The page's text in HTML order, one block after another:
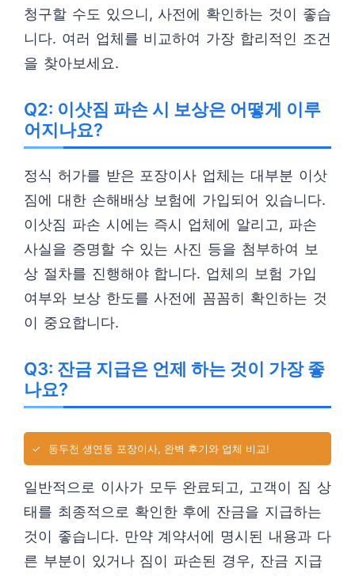
청구할 수도 있으니, 사전에 확인하는 것이 좋습
니다. 여러 업체를 비교하여 가장 합리적인 조건
을 찾아보세요.
Q2: 이삿짐 파손 시 보상은 어떻게 이루
어지나요?
정식 허가를 받은 포장이사 업체는 대부분 이삿
짐에 대한 손해배상 보험에 가입되어 있습니다.
이삿짐 파손 시에는 즉시 업체에 알리고, 파손
사실을 증명할 수 있는 사진 등을 첨부하여 보
상 절차를 진행해야 합니다. 업체의 보험 가입
여부와 보상 한도를 사전에 꼼꼼히 확인하는 것
이 중요합니다.
Q3: 잔금 지급은 언제 하는 것이 가장 좋
나요?
✓ 동두천 생연동 포장이사, 완벽 후기와 업체 비교!
일반적으로 이사가 모두 완료되고, 고객이 짐 상
태를 최종적으로 확인한 후에 잔금을 지급하는
것이 좋습니다. 만약 계약서에 명시된 내용과 다
른 부분이 있거나 짐이 파손된 경우, 잔금 지급